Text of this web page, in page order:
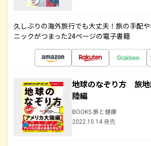
久しぶりの海外旅行でも大丈夫！旅の手配
ニックがつまった24ページの電子書籍
地球のなぞり方 旅
陸編
BOOKS 旅と健康
2022.10.14 発売